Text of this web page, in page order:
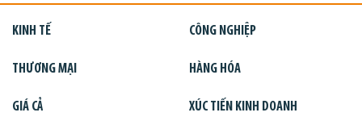
KINH TẾ CÔNG NGHIỆP
THƯƠNG MẠI HÀNG HÓA
GIÁ CẢ XÚC TIẾN KINH DOANH